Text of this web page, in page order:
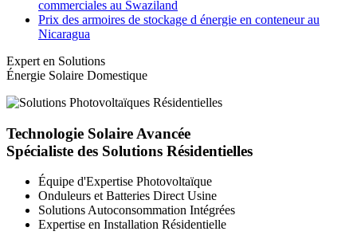
commerciales au Swaziland
Prix des armoires de stockage d énergie en conteneur au
Nicaragua
Expert en Solutions
Énergie Solaire Domestique
Technologie Solaire Avancée
Spécialiste des Solutions Résidentielles
Équipe d'Expertise Photovoltaïque
Onduleurs et Batteries Direct Usine
Solutions Autoconsommation Intégrées
Expertise en Installation Résidentielle